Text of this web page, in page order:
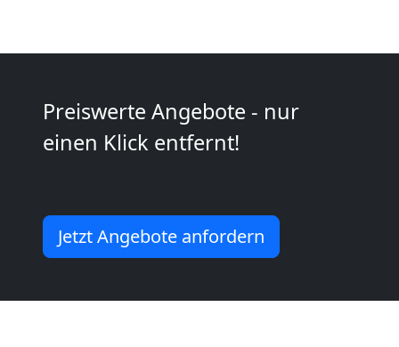
Preiswerte Angebote - nur
einen Klick entfernt!
Jetzt Angebote anfordern
Nationaler